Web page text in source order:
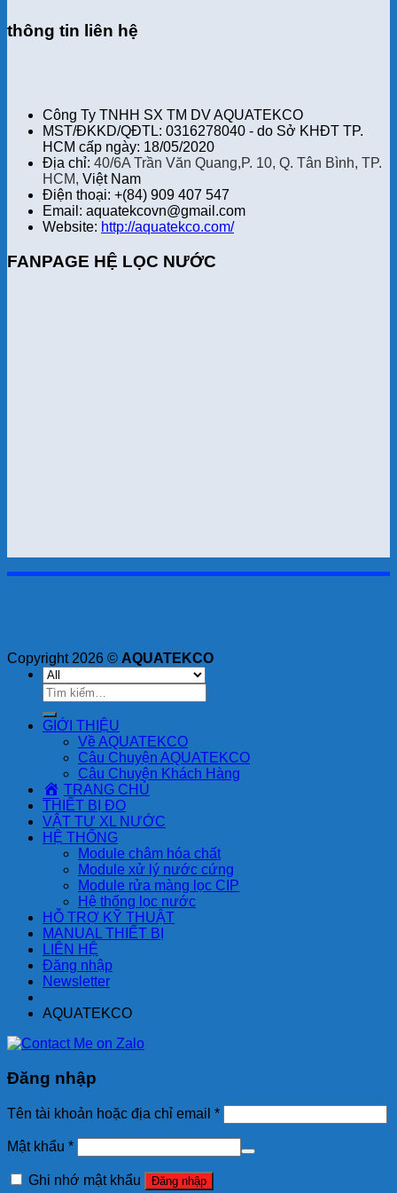
thông tin liên hệ
Công Ty TNHH SX TM DV AQUATEKCO
MST/ĐKKD/QĐTL: 0316278040 - do Sở KHĐT TP.
HCM cấp ngày: 18/05/2020
Địa chỉ: 40/6A Trần Văn Quang,P. 10, Q. Tân Bình, TP.
HCM, Việt Nam
Điện thoại: +(84) 909 407 547
Email: aquatekcovn@gmail.com
Website: http://aquatekco.com/
FANPAGE HỆ LỌC NƯỚC
Copyright 2026 © AQUATEKCO
Tìm
kiếm:
GIỚI THIỆU
Về AQUATEKCO
Câu Chuyện AQUATEKCO
Câu Chuyện Khách Hàng
TRANG CHỦ
THIẾT BỊ ĐO
VẬT TƯ XL NƯỚC
HỆ THỐNG
Module châm hóa chất
Module xử lý nước cứng
Module rửa màng lọc CIP
Hệ thống lọc nước
HỖ TRỢ KỸ THUẬT
MANUAL THIẾT BỊ
LIÊN HỆ
Đăng nhập
Newsletter
AQUATEKCO
Đăng nhập
Tên tài khoản hoặc địa chỉ email *
Mật khẩu *
Ghi nhớ mật khẩu Đăng nhập